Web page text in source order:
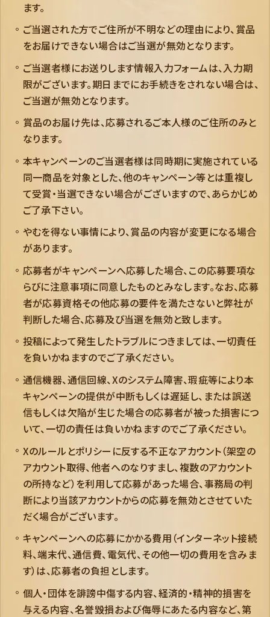
ます。
ご当選された方でご住所が不明などの理由により、賞品
をお届けできない場合はご当選が無効となります。
ご当選者様にお送りします情報入力フォームは、入力期
限がございます。期日までにお手続きをされない場合は、
ご当選が無効となります。
賞品のお届け先は、応募されるご本人様のご住所のみと
なります。
本キャンペーンのご当選者様は同時期に実施されている
同一商品を対象とした、他のキャンペーン等とは重複し
て受賞・当選できない場合がございますので、あらかじめ
ご了承下さい。
やむを得ない事情により、賞品の内容が変更になる場合
があります。
応募者がキャンペーンへ応募した場合、この応募要項な
らびに注意事項に同意したものとみなします。なお、応募
者が応募資格その他応募の要件を満たさないと弊社が
判断した場合、応募及び当選を無効と致します。
投稿によって発生したトラブルにつきましては、一切責任
を負いかねますのでご了承ください。
通信機器、通信回線、Xのシステム障害、瑕疵等により本
キャンペーンの提供が中断もしくは遅延し、または誤送
信もしくは欠陥が生じた場合の応募者が被った損害につ
いて、一切の責任は負いかねますのでご了承ください。
Xのルールとポリシーに反する不正なアカウント（架空の
アカウント取得、他者へのなりすまし、複数のアカウント
の所持など）を利用して応募があった場合、事務局の判
断により当該アカウントからの応募を無効とさせていた
だく場合がございます。
キャンペーンへの応募にかかる費用（インターネット接続
料、端末代、通信費、電気代、その他一切の費用を含みま
す）は、応募者の負担とします。
個人・団体を誹謗中傷する内容、経済的・精神的損害を
与える内容、名誉毀損および侮辱にあたる内容など、第